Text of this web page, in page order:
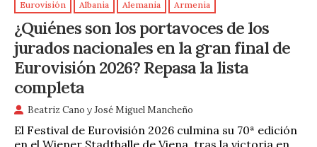
Eurovisión Albania Alemania Armenia
¿Quiénes son los portavoces de los
jurados nacionales en la gran final de
Eurovisión 2026? Repasa la lista
completa
Beatriz Cano yJosé Miguel Mancheño
El Festival de Eurovisión 2026 culmina su 70ª edición